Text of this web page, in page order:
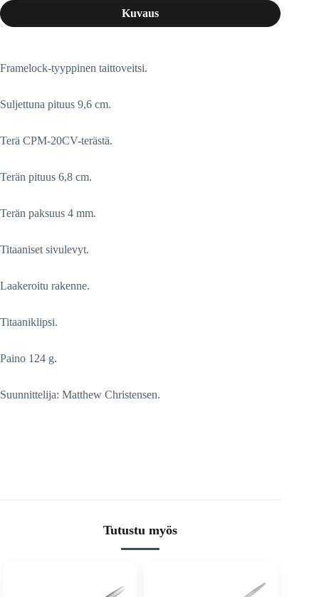
Kuvaus
Framelock-tyyppinen taittoveitsi.
Suljettuna pituus 9,6 cm.
Terä CPM-20CV-terästä.
Terän pituus 6,8 cm.
Terän paksuus 4 mm.
Titaaniset sivulevyt.
Laakeroitu rakenne.
Titaaniklipsi.
Paino 124 g.
Suunnittelija: Matthew Christensen.
Tutustu myös